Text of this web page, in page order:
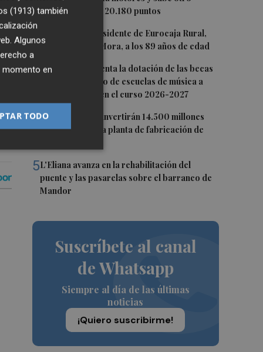
0,62%, hasta los 20.180 puntos
2 Fallece el expresidente de Eurocaja Rural,
Andrés Gómez Mora, a los 89 años de edad
3 CaixaBank aumenta la dotación de las becas
para el alumnado de escuelas de música a
275.000 euros en el curso 2026-2027
4Tesla y SpaceX invertirán 14.500 millones
para construir la planta de fabricación de
5L'Eliana avanza en la rehabilitación del
puente y las pasarelas sobre el barranco de
Mandor
Suscríbete al canal
de Whatsapp
Siempre al día de las últimas
noticias
¡Quiero suscribirme!
(1913) también
Algunos
a
momento en
TODO